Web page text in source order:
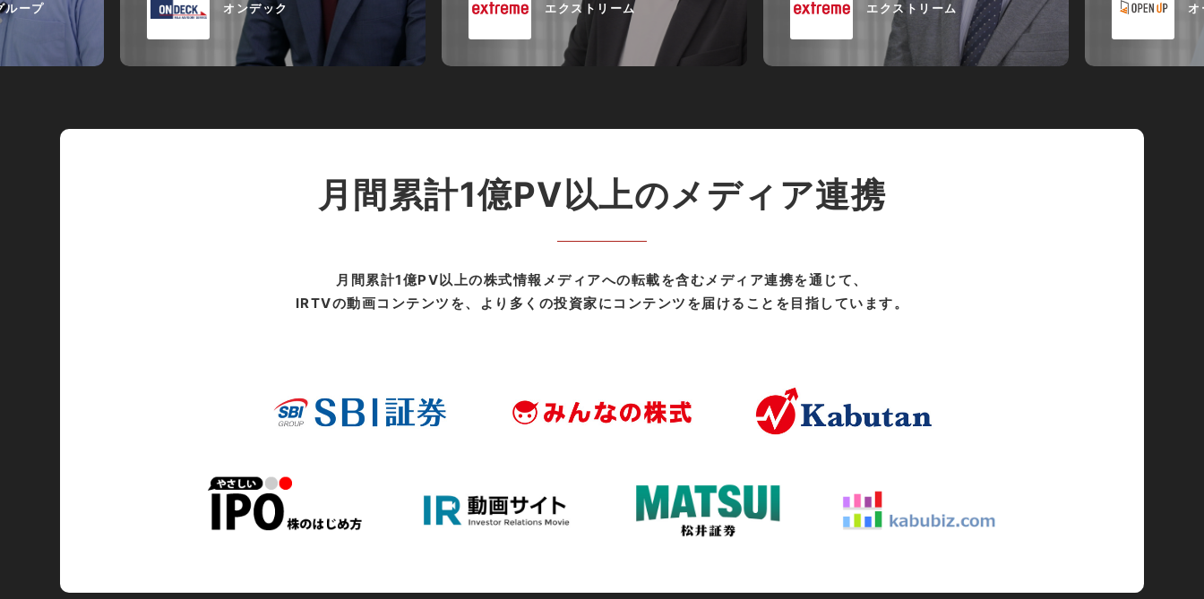
ループ オンデック エクストリーム エクストリーム
月間累計1億PV以上のメディア連携
月間累計1億PV以上の株式情報メディアへの転載を含むメディア連携を通じて、
IRTVの動画コンテンツを、より多くの投資家にコンテンツを届けることを目指しています。